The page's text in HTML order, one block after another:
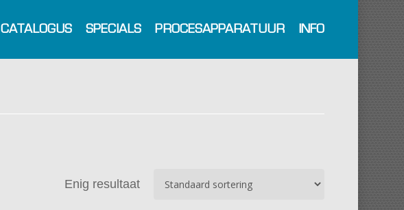
CATALOGUS SPECIALS PROCESAPPARATUUR INFO
Enig resultaat